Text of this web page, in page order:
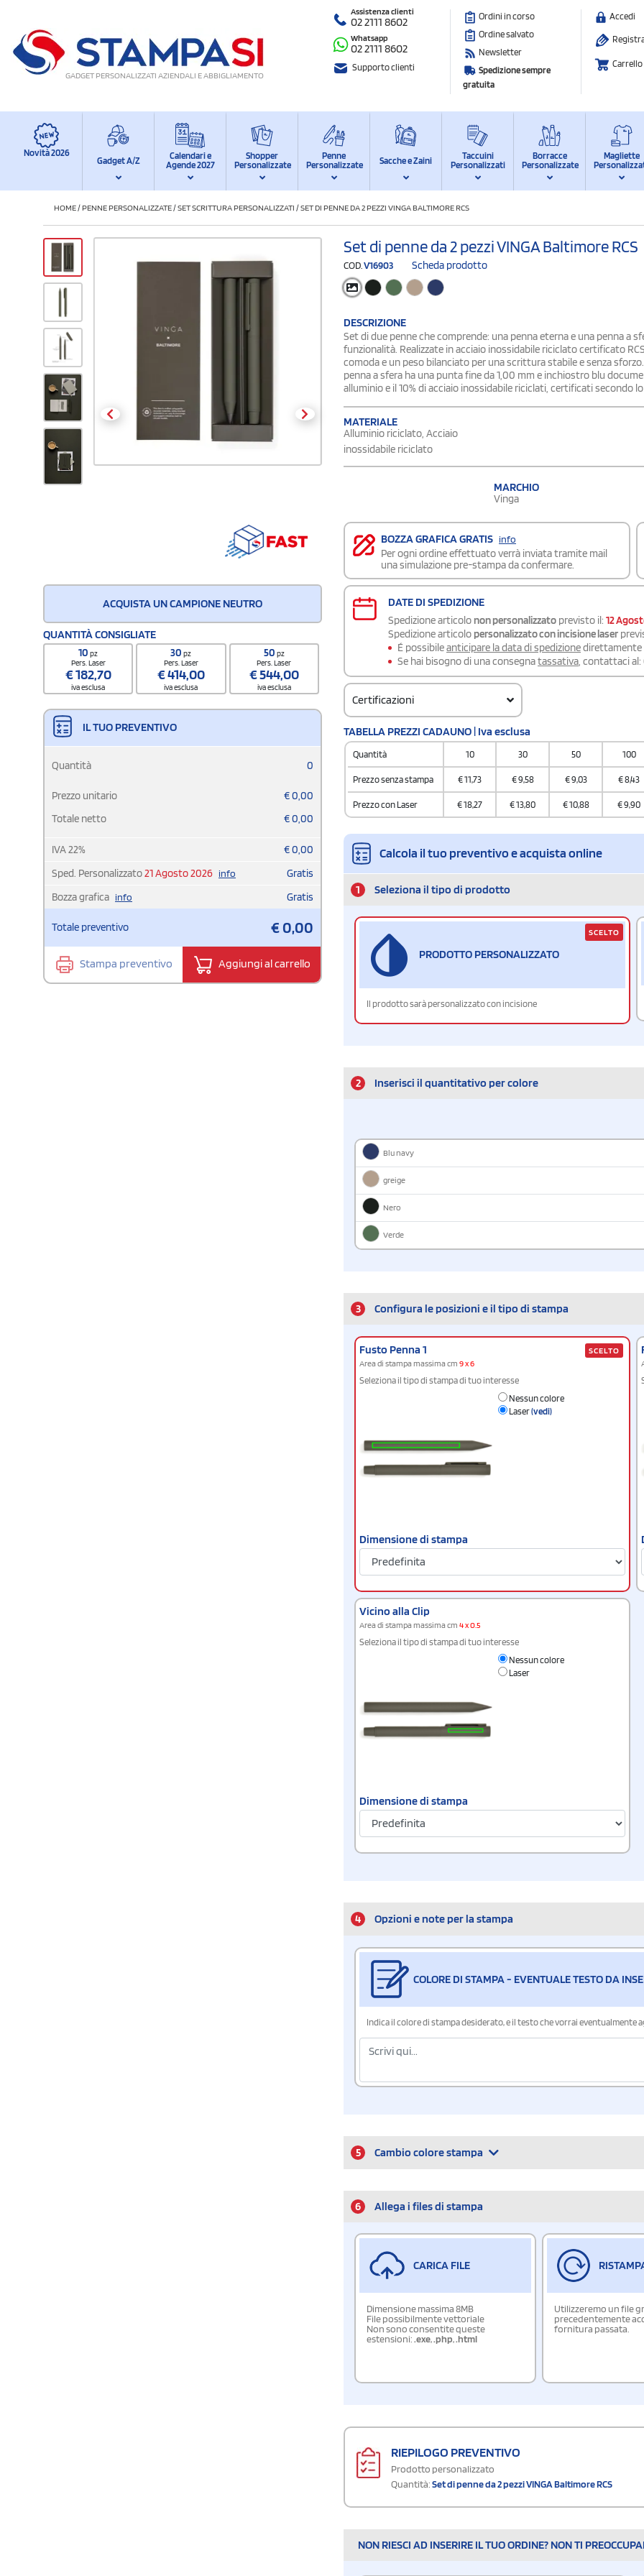
GADGET PERSONALIZZATI AZIENDALI E ABBIGLIAMENTO
Assistenza clienti
02 2111 8602
Whatsapp
02 2111 8602
Supporto clienti
Ordini in corso
Ordine salvato
Newsletter
Spedizione sempre
gratuita
Accedi
Carrello
Novità 2026
Gadget A/Z
Calendari e
Agende 2027
Shopper
Personalizzate
Penne
Personalizzate
Sacche e Zaini
Taccuini
Personalizzati
Borracce
Personalizzate
Magliette
HOME/PENNE PERSONALIZZATE/SET SCRITTURA PERSONALIZZATI /SET DI PENNE DA 2 PEZZI VINGA BALTIMORE RCS
ACQUISTA UN CAMPIONE NEUTRO
QUANTITÀ CONSIGLIATE
10pz
Pers. Laser
€182,70
iva esclusa
30pz
Pers. Laser
€414,00
iva esclusa
50 pz
Pers. Laser
€544,00
iva esclusa
IL TUO PREVENTIVO
Quantità 0
Prezzo unitario €0,00
Totale netto
€0,00
IVA22% €0,00
Sped. Personalizzato21 Agosto 2026 info
Gratis
Bozza grafica info Gratis
Totale preventivo €0,00
Stampa preventivo Aggiungi al carrello
Set di penne da 2 pezzi VINGA Baltimore RCS
COD. V16903 Scheda prodotto
DESCRIZIONE
Set di due penne che comprende: una penna eterna e una penna a
funzionalità. Realizzate in acciaio inossidabile riciclato certificato
comoda e un peso bilanciato per una scrittura stabile e senza
penna a sfera ha una punta fine da 1,00 mm e inchiostro blu
alluminio e il 10% di acciaio inossidabile riciclati, certificati secondo
MATERIALE
Alluminio riciclato, Acciaio
inossidabile riciclato
MARCHIO
Vinga
BOZZA GRAFICA GRATIS info
Per ogni ordine effettuato verrà inviata tramite mail
una simulazione pre-stampa da confermare.
DATE DI SPEDIZIONE
Spedizione articolo non personalizzato previsto il: 12
Spedizione articolo personalizzato con incisione laser
É possibileanticipare la data di spedizionedirettamente
Se hai bisogno di una consegnatassativa , contattaci al:
Certificazioni
TABELLA PREZZI CADAUNO | Iva esclusa
Quantità 10 30 50 100
Prezzo senza stampa €11,73 €9,58 €9,03 €8,43
Prezzo con Laser €18,27 €13,80 €10,88 €9,90
Calcola il tuo preventivo e acquista online
1 Seleziona il tipo di prodotto
PRODOTTO PERSONALIZZATO
Il prodotto sarà personalizzato con incisione
SCELTO
2 Inserisci il quantitativo per colore
Blu navy
greige
Nero
Verde
3 Configura le posizioni e il tipo di stampa
Fusto Penna 1
Area di stampa massima cm 9 x 6
Seleziona il tipo di stampa di tuo interesse
Nessun colore
Laser(vedi)
Dimensione di stampa
SCELTO
Vicino alla Clip
Area di stampa massima cm 4 x 0.5
Seleziona il tipo di stampa di tuo interesse
Nessun colore
Laser
Dimensione di stampa
4 Opzioni e note per la stampa
COLORE DI STAMPA - EVENTUALE TESTO DA
Indica il colore di stampa desiderato, e il testo che vorrai eventualmente
5 Cambio colore stampa
6 Allega i files di stampa
CARICA FILE
Dimensione massima 8MB
File possibilmente vettoriale
Non sono consentite queste
estensioni:.exe,.php,.html
Utilizzeremo un file
precedentemente
fornitura passata.
RIEPILOGO PREVENTIVO
Prodotto personalizzato
Quantità:Set di penne da 2 pezzi VINGA Baltimore RCS
NON RIESCI AD INSERIRE IL TUO ORDINE? NON TI